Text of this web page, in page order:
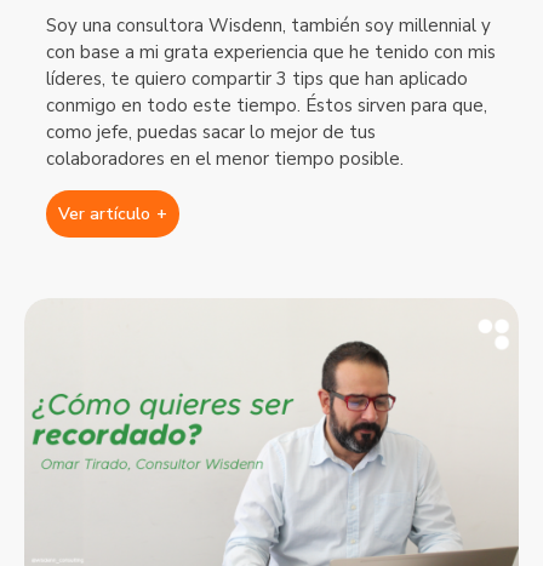
Soy una consultora Wisdenn, también soy millennial y
con base a mi grata experiencia que he tenido con mis
líderes, te quiero compartir 3 tips que han aplicado
conmigo en todo este tiempo. Éstos sirven para que,
como jefe, puedas sacar lo mejor de tus
colaboradores en el menor tiempo posible.
Ver artículo +